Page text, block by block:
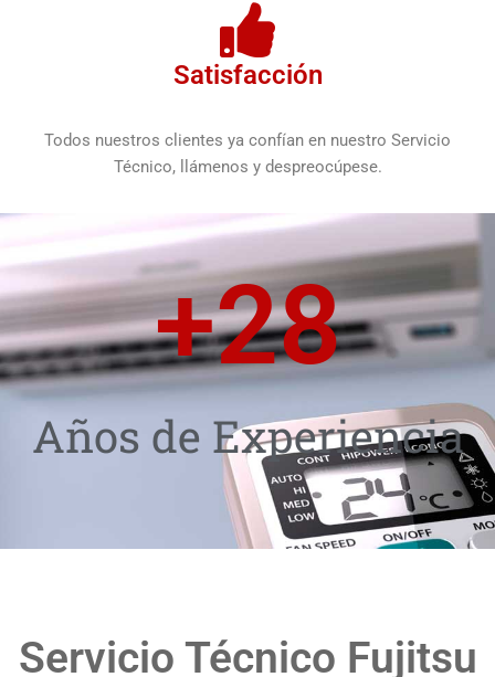
Satisfacción
Todos nuestros clientes ya confían en nuestro Servicio
Técnico, llámenos y despreocúpese.
Años de Experiencia
+28
Servicio Técnico Fujitsu